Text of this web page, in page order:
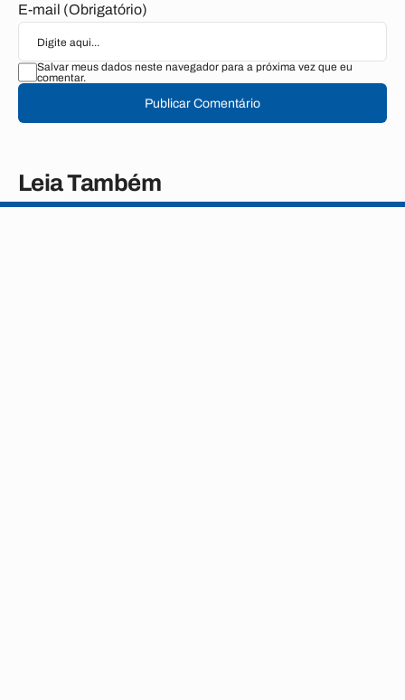
E-mail (Obrigatório)
Salvar meus dados neste navegador para a próxima vez que eu
comentar.
Publicar Comentário
Leia Também